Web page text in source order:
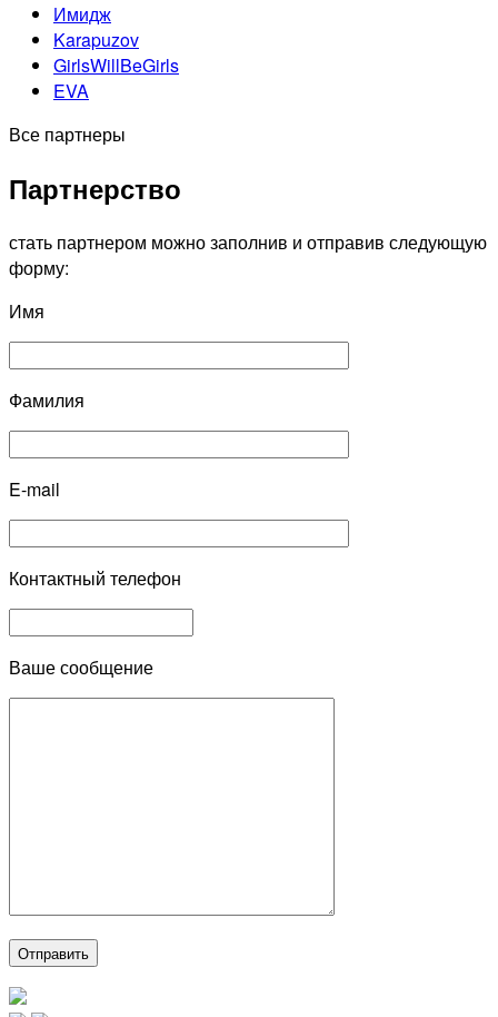
Имидж
Karapuzov
GirlsWillBeGirls
EVA
Все партнеры
Партнерство
стать партнером можно заполнив и отправив следующую
форму:
Имя
Фамилия
E-mail
Контактный телефон
Ваше сообщение